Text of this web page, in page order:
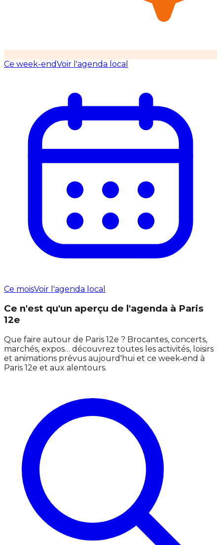
Ce week-endVoir l'agenda local
Ce moisVoir l'agenda local
Ce n'est qu'un aperçu de l'agenda à Paris
12e
Que faire autour de Paris 12e ? Brocantes, concerts,
marchés, expos… découvrez toutes les activités, loisirs
et animations prévus aujourd'hui et ce week‑end à
Paris 12e et aux alentours.